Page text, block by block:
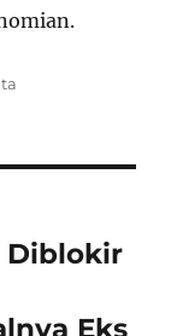
Diblokir
Eks